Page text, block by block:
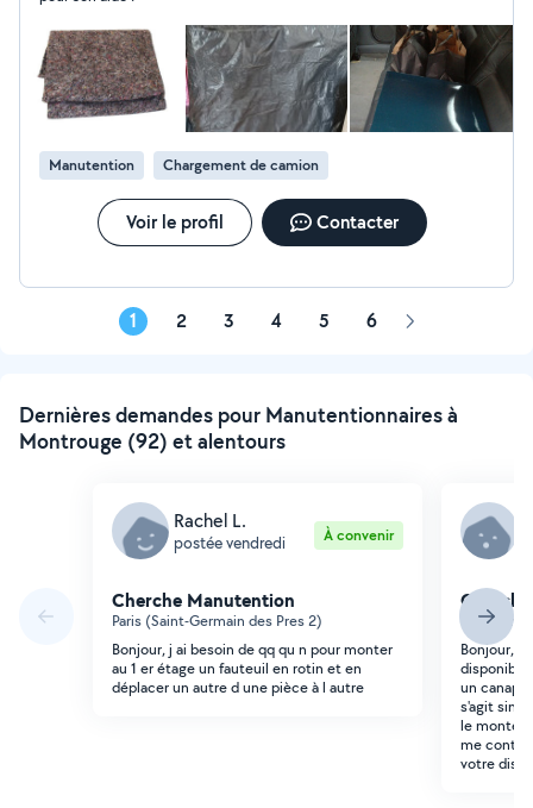
Manutention Chargement de camion
Voir le profil Contacter
1 2 3 4 5 6 Page
Dernières demandes pour Manutentionnaires à
Montrouge (92) et alentours
Rachel L.
postée vendredi À convenir
Cherche Manutention
Paris (Saint-Germain des Pres 2)
Bonjour, j ai besoin de qq qu n pour monter
au 1 er étage un fauteuil en rotin et en
déplacer un autre d une pièce à l autre
Fontenay-
Bonjour,
disponible
un canapé
s'agit
le monter
me
votre